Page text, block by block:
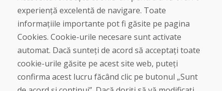
Cumpărare
Magazin online
Livrare și plată
Plângere
Retur și schimb de mărfuri
Protecția datelor cu caracter personal
experiență excelentă de navigare. Toate
informațiile importante pot fi găsite pe pagina
Cookies. Cookie-urile necesare sunt activate
automat. Dacă sunteți de acord să acceptați toate
cookie-urile găsite pe acest site web, puteți
confirma acest lucru făcând clic pe butonul „Sunt